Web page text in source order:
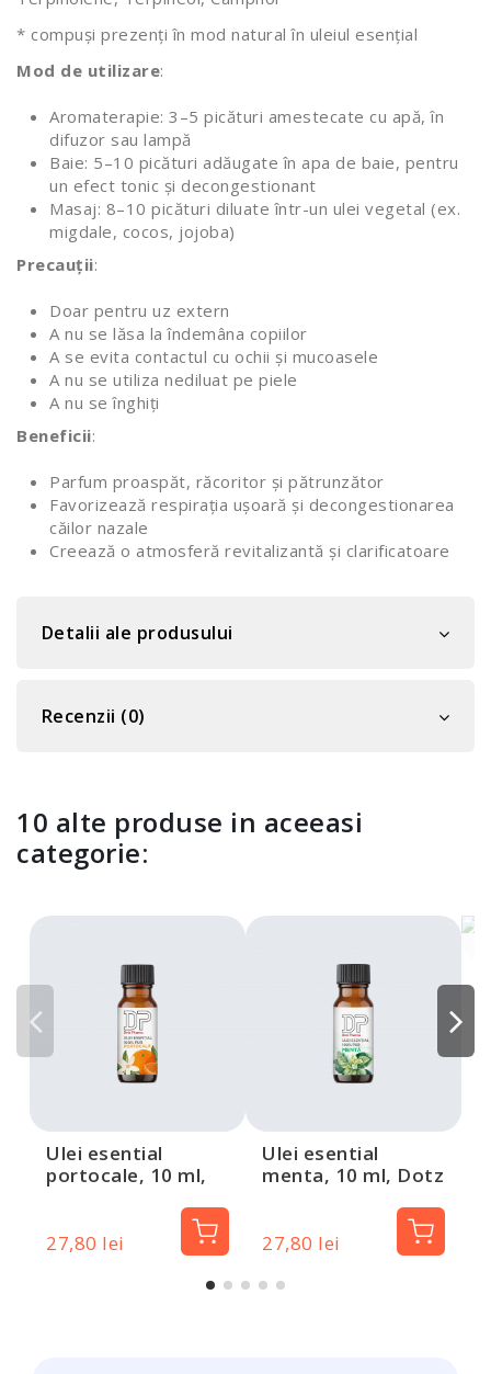
* compuși prezenți în mod natural în uleiul esențial
Mod de utilizare:
Aromaterapie: 3–5 picături amestecate cu apă, în
difuzor sau lampă
Baie: 5–10 picături adăugate în apa de baie, pentru
un efect tonic și decongestionant
Masaj: 8–10 picături diluate într-un ulei vegetal (ex.
migdale, cocos, jojoba)
Precauții:
Doar pentru uz extern
A nu se lăsa la îndemâna copiilor
A se evita contactul cu ochii și mucoasele
A nu se utiliza nediluat pe piele
A nu se înghiți
Beneficii:
Parfum proaspăt, răcoritor și pătrunzător
Favorizează respirația ușoară și decongestionarea
căilor nazale
Creează o atmosferă revitalizantă și clarificatoare
Detalii ale produsului
Recenzii (0)
10 alte produse in aceeasi
categorie:
Ulei esential
portocale, 10 ml,
27,80 lei
Ulei esential
menta, 10 ml, Dotz
27,80 lei